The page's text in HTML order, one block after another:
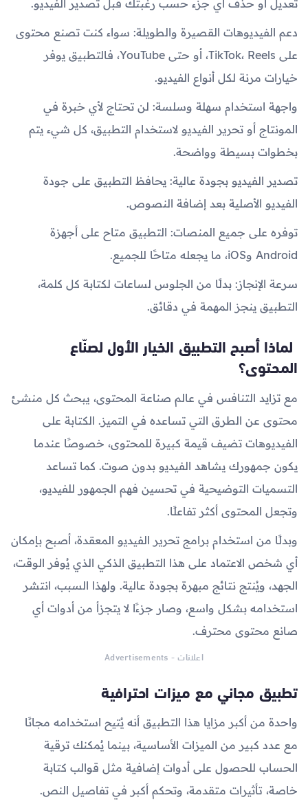
تعديل أو حذف أي جزء حسب رغبتك قبل تصدير الفيديو.
دعم الفيديوهات القصيرة والطويلة: سواء كنت تصنع محتوى
على TikTok، Reels، أو حتى YouTube، فالتطبيق يوفر
خيارات مرنة لكل أنواع الفيديو.
واجهة استخدام سهلة وسلسة: لن تحتاج لأي خبرة في
المونتاج أو تحرير الفيديو لاستخدام التطبيق، كل شيء يتم
بخطوات بسيطة وواضحة.
تصدير الفيديو بجودة عالية: يحافظ التطبيق على جودة
الفيديو الأصلية بعد إضافة النصوص.
توفره على جميع المنصات: التطبيق متاح على أجهزة
Android وiOS، ما يجعله متاحًا للجميع.
سرعة الإنجاز: بدلًا من الجلوس لساعات لكتابة كل كلمة،
التطبيق ينجز المهمة في دقائق.
لماذا أصبح التطبيق الخيار الأول لصنّاع
المحتوى؟
مع تزايد التنافس في عالم صناعة المحتوى، يبحث كل منشئ
محتوى عن الطرق التي تساعده في التميز. الكتابة على
الفيديوهات تضيف قيمة كبيرة للمحتوى، خصوصًا عندما
يكون جمهورك يشاهد الفيديو بدون صوت. كما تساعد
التسميات التوضيحية في تحسين فهم الجمهور للفيديو،
وتجعل المحتوى أكثر تفاعلًا.
وبدلًا من استخدام برامج تحرير الفيديو المعقدة، أصبح بإمكان
أي شخص الاعتماد على هذا التطبيق الذكي الذي يُوفر الوقت،
الجهد، ويُنتج نتائج مبهرة بجودة عالية. ولهذا السبب، انتشر
استخدامه بشكل واسع، وصار جزءًا لا يتجزأ من أدوات أي
صانع محتوى محترف.
اعلانات - Advertisements
تطبيق مجاني مع ميزات احترافية
واحدة من أكبر مزايا هذا التطبيق أنه يُتيح استخدامه مجانًا
مع عدد كبير من الميزات الأساسية، بينما يُمكنك ترقية
الحساب للحصول على أدوات إضافية مثل قوالب كتابة
خاصة، تأثيرات متقدمة، وتحكم أكبر في تفاصيل النص.